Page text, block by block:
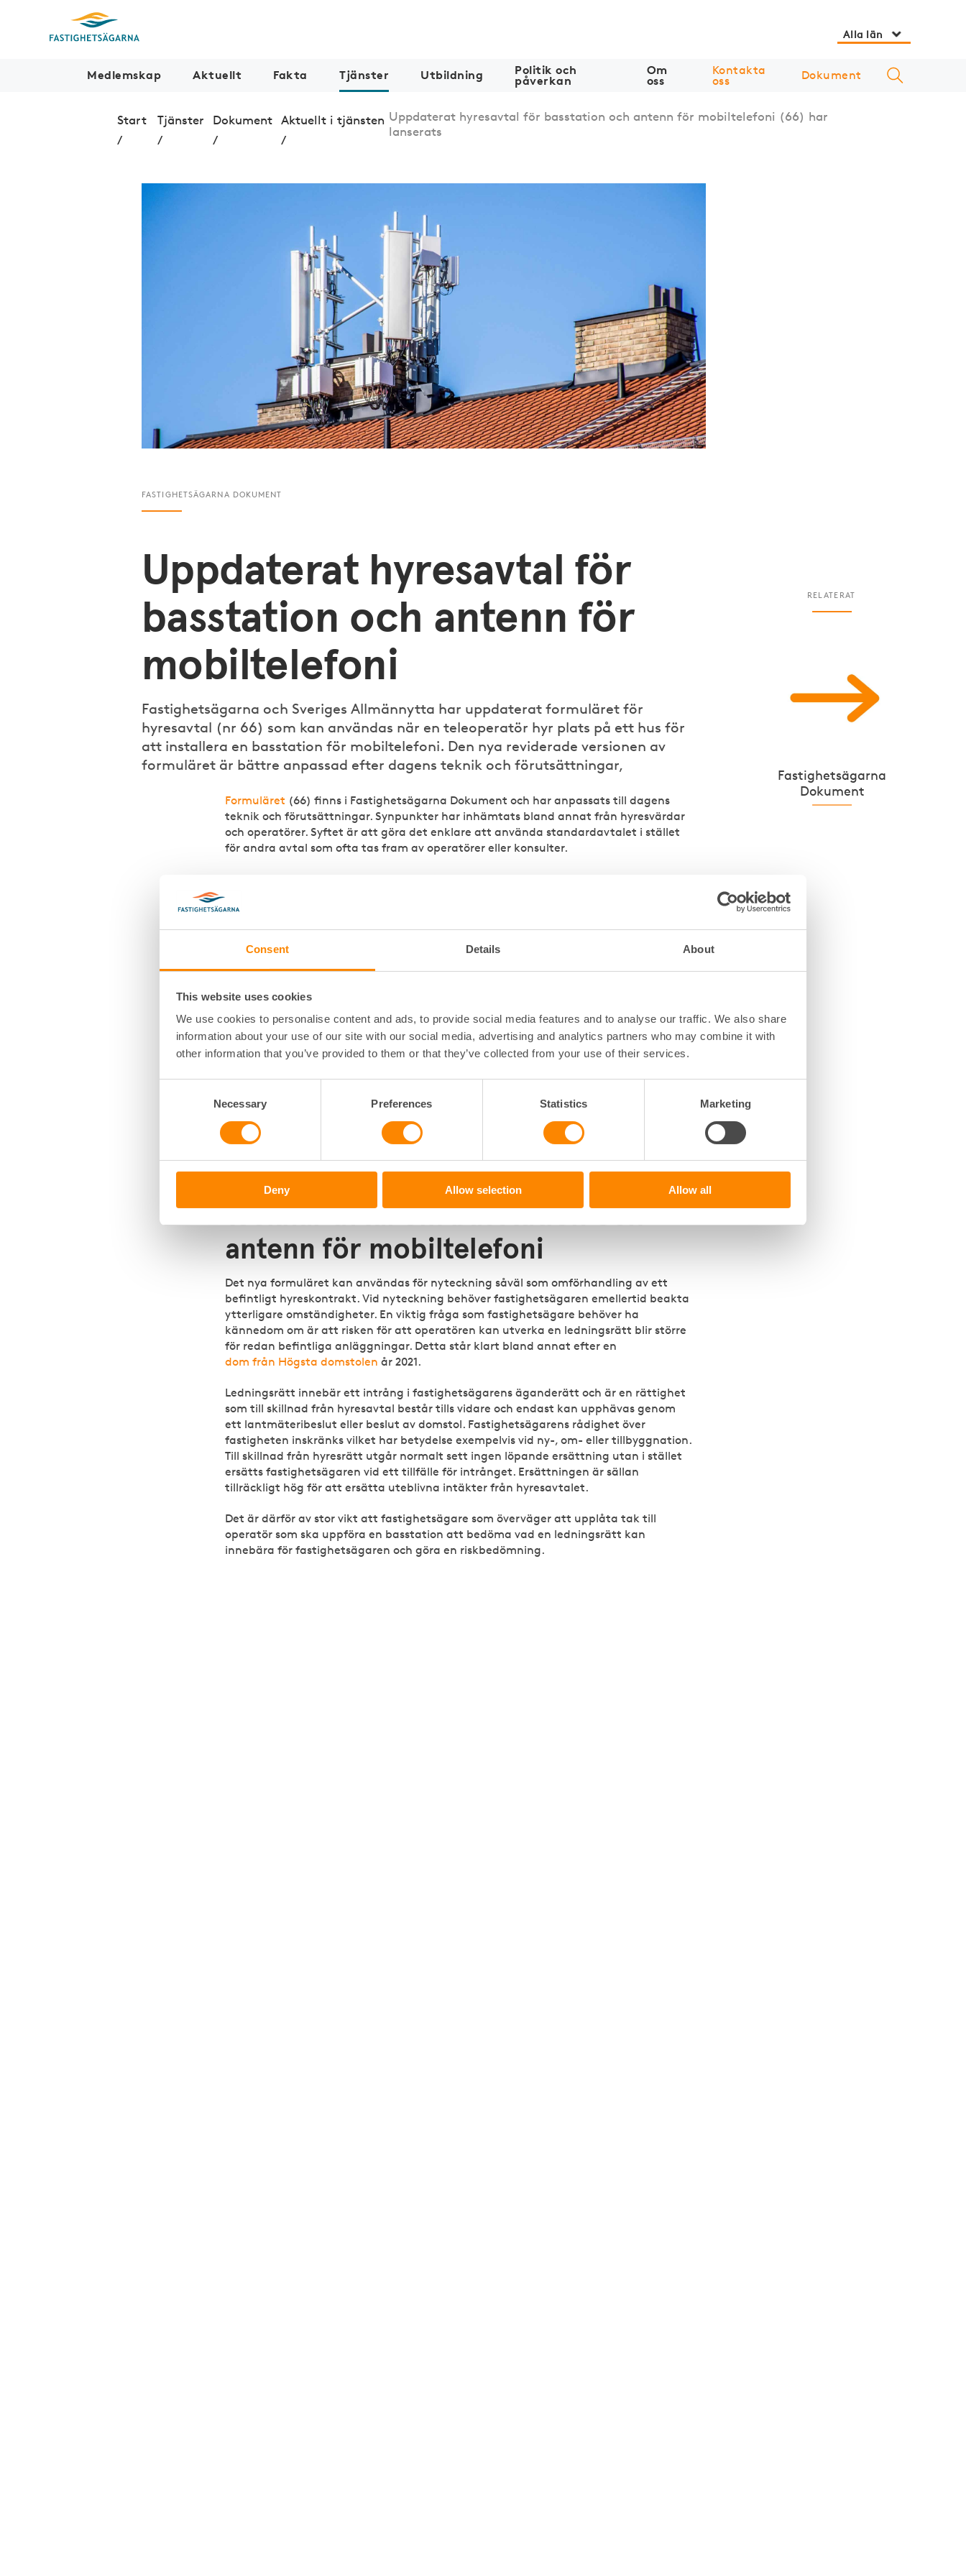
Consent Details About
This website uses cookies
We use cookies to personalise content and ads, to provide social media features and to analyse our traffic. We also share
information about your use of our site with our social media, advertising and analytics partners who may combine it with
other information that you’ve provided to them or that they’ve collected from your use of their services.
Necessary Preferences Statistics Marketing
Deny Allow selection Allow all
Alla län
Medlemskap Aktuellt Fakta Tjänster Utbildning Politik och
påverkan
Om
oss
Kontakta
oss Dokument
Start
/
Tjänster
/
Dokument
/
Aktuellt i tjänsten
/
Uppdaterat hyresavtal för basstation och antenn för mobiltelefoni (66) har
lanserats
FASTIGHETSÄGARNA DOKUMENT
Uppdaterat hyresavtal för
basstation och antenn för
mobiltelefoni
Fastighetsägarna och Sveriges Allmännytta har uppdaterat formuläret för
hyresavtal (nr 66) som kan användas när en teleoperatör hyr plats på ett hus för
att installera en basstation för mobiltelefoni. Den nya reviderade versionen av
formuläret är bättre anpassad efter dagens teknik och förutsättningar,
Formuläret (66) finns i Fastighetsägarna Dokument och har anpassats till dagens
teknik och förutsättningar. Synpunkter har inhämtats bland annat från hyresvärdar
och operatörer. Syftet är att göra det enklare att använda standardavtalet i stället
för andra avtal som ofta tas fram av operatörer eller konsulter.
Tydligare begreppsanvändning. Avtalet innehåller nu ett definitionsavsnitt och
avtalstexten har i övrigt anpassats för en större tydlighet kring anläggningens
olika delar.
önskar hyresvärden ha en större kontroll över hur många antenner som monteras
och i andra fall saknas en sådan önskan. Formuläret är nu anpassat för olika
situationer.
Förtydligande om att operatören får byta ut antenner på antennbäraren och
ändra riktning. Operatören måste emellertid inhämta skriftligt samtycke vid
utbyte av antenner om bytet innebär en icke obetydlig förändring av
håltagning i fastigheten alltid kräver tillstånd.
Viktigt att tänka på när du ska
tecknar avtal om basstation och
antenn för mobiltelefoni
Det nya formuläret kan användas för nyteckning såväl som omförhandling av ett
befintligt hyreskontrakt. Vid nyteckning behöver fastighetsägaren emellertid beakta
ytterligare omständigheter. En viktig fråga som fastighetsägare behöver ha
kännedom om är att risken för att operatören kan utverka en ledningsrätt blir större
för redan befintliga anläggningar. Detta står klart bland annat efter en
dom från Högsta domstolen år 2021.
Ledningsrätt innebär ett intrång i fastighetsägarens äganderätt och är en rättighet
som till skillnad från hyresavtal består tills vidare och endast kan upphävas genom
ett lantmäteribeslut eller beslut av domstol. Fastighetsägarens rådighet över
fastigheten inskränks vilket har betydelse exempelvis vid ny-, om- eller tillbyggnation.
Till skillnad från hyresrätt utgår normalt sett ingen löpande ersättning utan i stället
ersätts fastighetsägaren vid ett tillfälle för intrånget. Ersättningen är sällan
tillräckligt hög för att ersätta uteblivna intäkter från hyresavtalet.
Det är därför av stor vikt att fastighetsägare som överväger att upplåta tak till
operatör som ska uppföra en basstation att bedöma vad en ledningsrätt kan
innebära för fastighetsägaren och göra en riskbedömning.
RELATERAT
Fastighetsägarna
Dokument